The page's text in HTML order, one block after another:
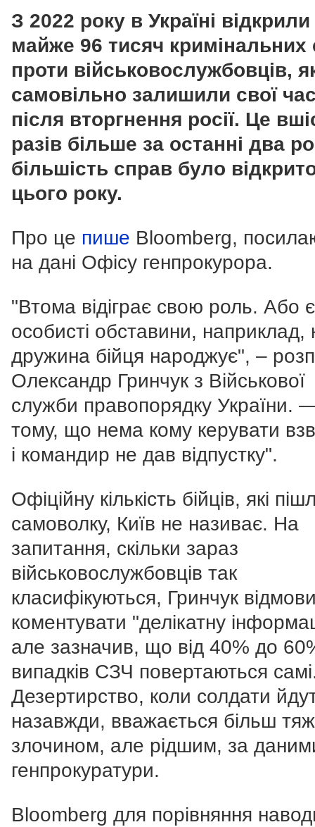
З 2022 року в Україні відкрили
майже 96 тисяч кримінальних
проти військовослужбовців,
самовільно залишили свої
після вторгнення росії. Це
разів більше за останні два
більшість справ було
цього року.
Про це пише Bloomberg,
на дані Офісу генпрокурора.
"Втома відіграє свою роль. Або є
особисті обставини, наприклад,
дружина бійця народжує", –
Олександр Гринчук з Військової
служби правопорядку України.
тому, що нема кому керувати
і командир не дав відпустку".
Офіційну кількість бійців, які
самоволку, Київ не називає. На
запитання, скільки зараз
військовослужбовців так
класифікуються, Гринчук
коментувати "делікатну
але зазначив, що від 40% до
випадків СЗЧ повертаються
Дезертирство, коли солдати
назавжди, вважається більш
злочином, але рідшим, за
генпрокуратури.
Bloomberg для порівняння